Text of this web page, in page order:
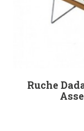
Ruche